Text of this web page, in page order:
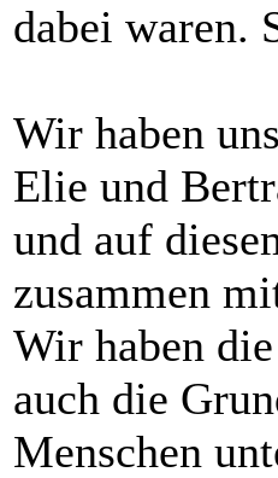
dabei waren.
Wir haben
Elie und
und auf
zusammen
Wir haben
auch die
Menschen